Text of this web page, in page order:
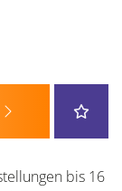
bis 16